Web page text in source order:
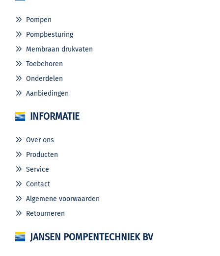
Pompen
Pompbesturing
Membraan drukvaten
Toebehoren
Onderdelen
Aanbiedingen
INFORMATIE
Over ons
Producten
Service
Contact
Algemene voorwaarden
Retourneren
JANSEN POMPENTECHNIEK BV